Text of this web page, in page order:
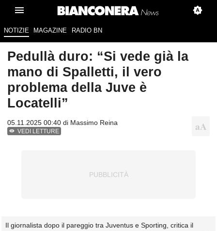
NOTIZIE MAGAZINE RADIO BN
Pedullà duro: “Si vede già la
mano di Spalletti, il vero
problema della Juve è
Locatelli”
05.11.2025 00:40 di Massimo Reina
VEDI LETTURE
Il giornalista dopo il pareggio tra Juventus e Sporting, critica il